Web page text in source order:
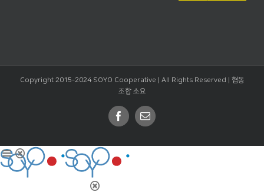
Copyright 2015-2024 SOYO Cooperative | All Rights Reserved | 협동
조합 소요
Facebook
Email